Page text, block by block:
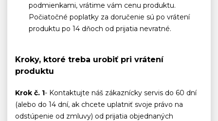
podmienkami, vrátime vám cenu produktu.
Počiatočné poplatky za doručenie sú po vrátení
produktu po 14 dňoch od prijatia nevratné.
Kroky, ktoré treba urobiť pri vrátení
produktu
Krok č. 1- Kontaktujte náš zákaznícky servis do 60 dní
(alebo do 14 dní, ak chcete uplatniť svoje právo na
odstúpenie od zmluvy) od prijatia objednaných